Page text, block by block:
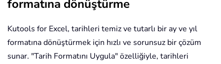
formatına dönüştürme
Kutools for Excel, tarihleri temiz ve tutarlı bir ay ve yıl
formatına dönüştürmek için hızlı ve sorunsuz bir çözüm
sunar. "Tarih Formatını Uygula" özelliğiyle, tarihleri